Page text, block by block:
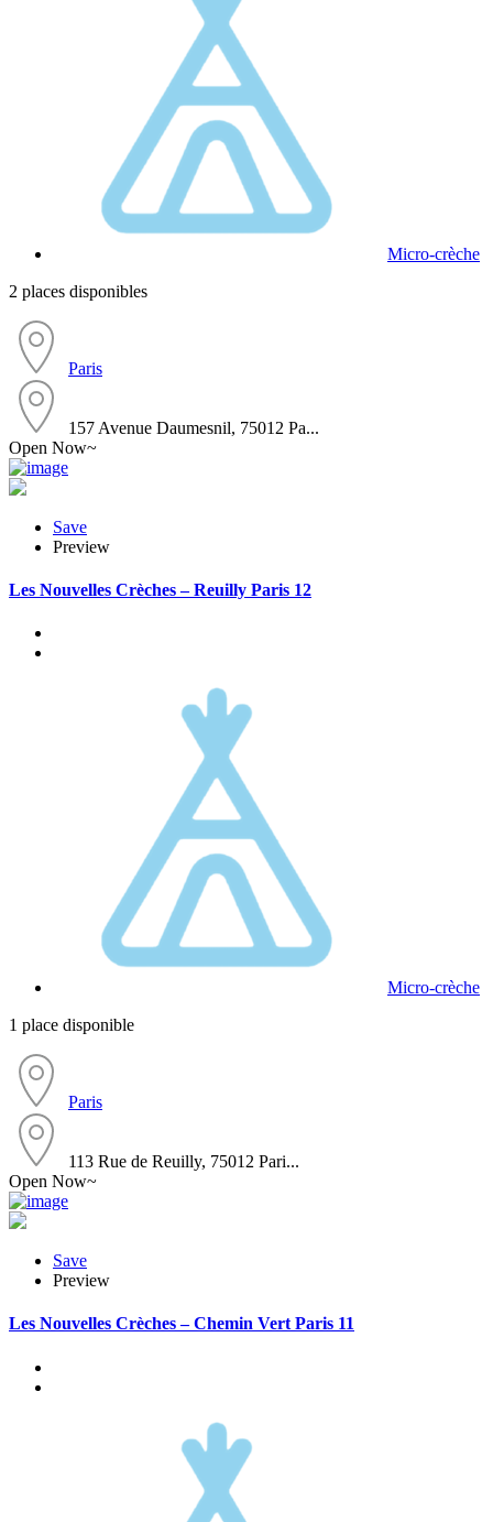
Micro-crèche
2 places disponibles
Paris
157 Avenue Daumesnil, 75012 Pa...
Open Now~
Save
Preview
Les Nouvelles Crèches – Reuilly Paris 12
Micro-crèche
1 place disponible
Paris
113 Rue de Reuilly, 75012 Pari...
Open Now~
Save
Preview
Les Nouvelles Crèches – Chemin Vert Paris 11